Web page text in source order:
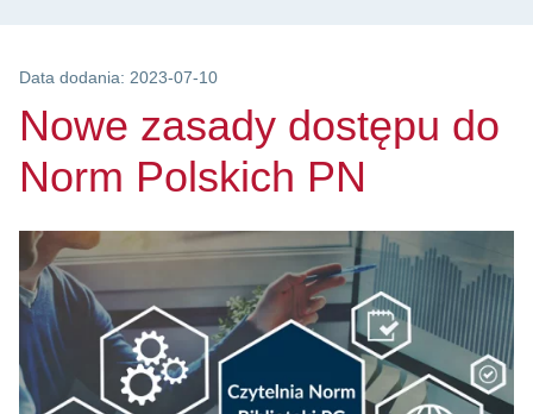
Data dodania: 2023-07-10
Nowe zasady dostępu do
Norm Polskich PN